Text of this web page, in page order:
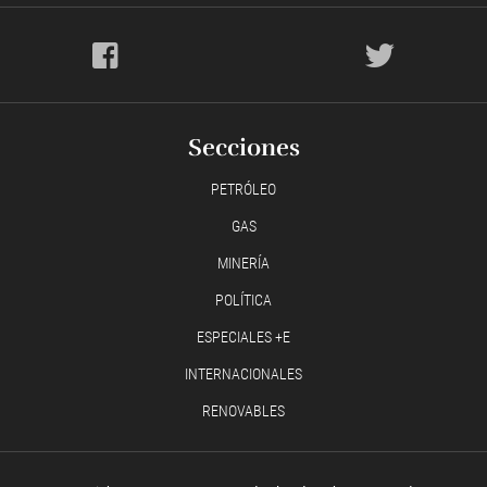
Secciones
PETRÓLEO
GAS
MINERÍA
POLÍTICA
ESPECIALES +E
INTERNACIONALES
RENOVABLES